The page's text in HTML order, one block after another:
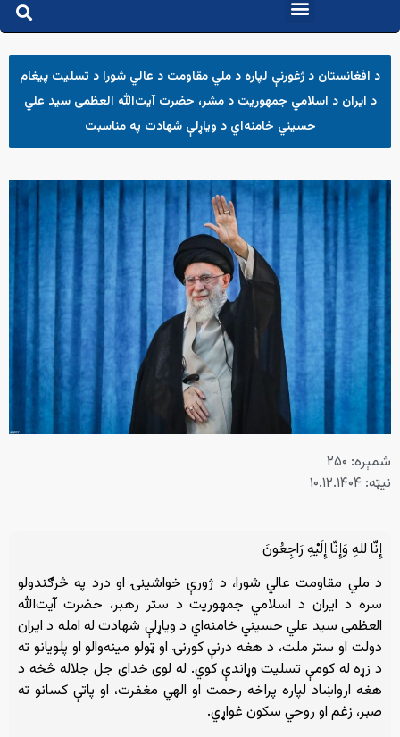
د افغانستان د ژغورنې لپاره د ملي مقاومت د عالي شورا د تسلیت پیغام
د ایران د اسلامي جمهوریت د مشر، حضرت آیت‌الله العظمی سید علي
حسيني خامنه‌اي د ویاړلې شهادت په مناسبت
شمېره: ۲۵۰
نیټه: ۱۰.۱۲.۱۴۰۴
إِنّا للهِ وَإِنّا إِلَيْهِ رَاجِعُونَ
د ملي مقاومت عالي شورا، د ژورې خواشینۍ او درد په څرګندولو
سره د ایران د اسلامي جمهوریت د ستر رهبر، حضرت آیت‌الله
العظمی سید علي حسيني خامنه‌اي د ویاړلې شهادت له امله د ایران
دولت او ستر ملت، د هغه درنې کورنۍ او ټولو مینه‌والو او پلویانو ته
د زړه له کومې تسلیت وړاندې کوي. له لوی خدای جل جلاله څخه د
هغه ارواښاد لپاره پراخه رحمت او الهي مغفرت، او پاتې کسانو ته
صبر، زغم او روحي سکون غواړي.